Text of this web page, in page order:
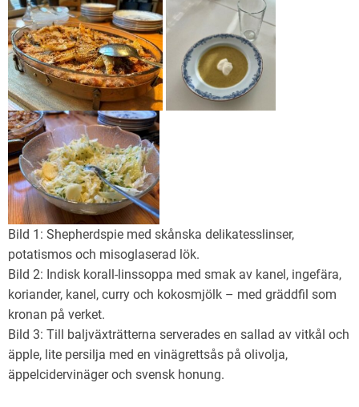
Bild 1: Shepherdspie med skånska delikatesslinser,
potatismos och misoglaserad lök.
Bild 2: Indisk korall-linssoppa med smak av kanel, ingefära,
koriander, kanel, curry och kokosmjölk – med gräddfil som
kronan på verket.
Bild 3: Till baljväxträtterna serverades en sallad av vitkål och
äpple, lite persilja med en vinägrettsås på olivolja,
äppelcidervinäger och svensk honung.